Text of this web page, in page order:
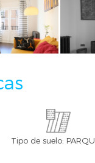
Tipo de suelo: